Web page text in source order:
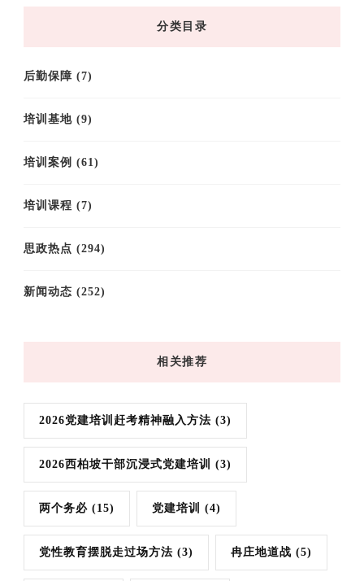
分类目录
后勤保障 (7)
培训基地 (9)
培训案例 (61)
培训课程 (7)
思政热点 (294)
新闻动态 (252)
相关推荐
2026党建培训赶考精神融入方法 (3)
2026西柏坡干部沉浸式党建培训 (3)
两个务必 (15) 党建培训 (4)
党性教育摆脱走过场方法 (3) 冉庄地道战 (5)